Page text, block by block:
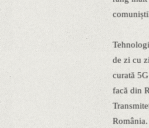
de zi cu
curată
facă din